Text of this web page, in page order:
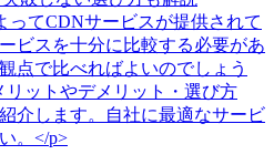
ってCDNサービスが提供されて
ビスを十分に比較する必要があ
点で比べればよいのでしょう
ットやデメリット・選び方
介します。自社に最適なサービ
。</p>